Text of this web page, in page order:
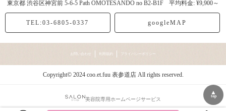
東京都 渋谷区神宮前 5-6-5 Path OMOTESANDO no B2-B1F 平均料金: ¥9,900～
TEL:03-6805-0337 googleMAP
お問い合わせ 利用規約 プライバシーポリシー
Copyright© 2024 coo.et.fuu 表参道店 All rights reserved.
美容院専用ホームページサービス
▲
top